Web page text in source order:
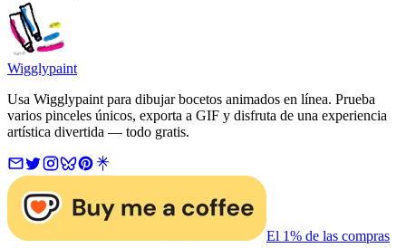
Wigglypaint
Usa Wigglypaint para dibujar bocetos animados en línea. Prueba
varios pinceles únicos, exporta a GIF y disfruta de una experiencia
artística divertida — todo gratis.
El 1% de las compras